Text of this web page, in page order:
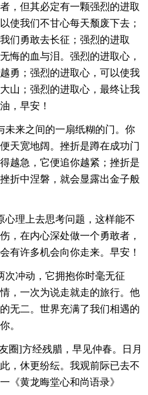
，但其必定有一颗强烈的进取
使我们不甘心每天颓废下去；
们勇敢去长征；强烈的进取
悔的血与泪。强烈的进取心，
勇；强烈的进取心，可以使我
山；强烈的进取心，最终让我
，早安！
未来之间的一扇纸糊的门。你
天宽地阔。挫折是蹲在成功门
越急，它便追你越紧；挫折是
折中涅磐，就会显露出金子般
心理上去思考问题，这样能不
，在内心深处做一个勇敢者，
有许多机会向你走来。早安！
次冲动，它拥抱你时毫无征
，一次为说走就走的旅行。他
无二。世界充满了我们相遇的
。
圈]方经残腊，早见仲春。日月
，休更纷纭。我观前际已去不
《黄龙晦堂心和尚语录》